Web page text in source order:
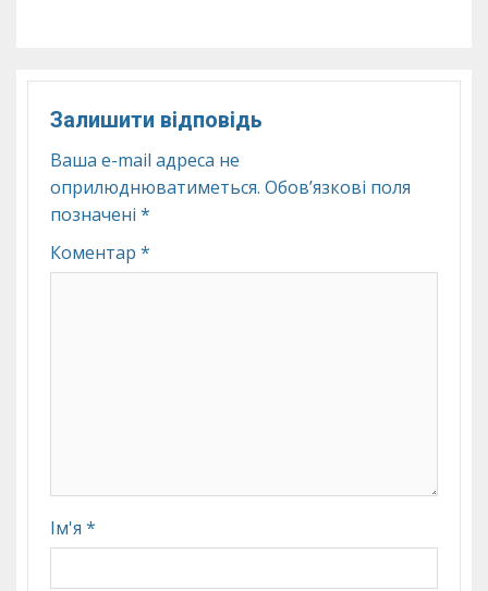
Залишити відповідь
Ваша e-mail адреса не
оприлюднюватиметься. Обов’язкові поля
позначені *
Коментар *
Ім'я *